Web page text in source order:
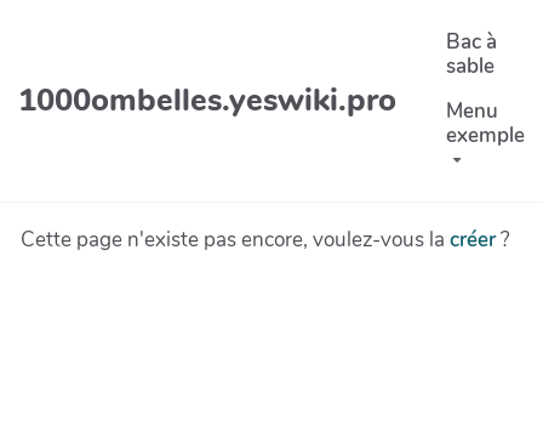
1000ombelles.yeswiki.pro
Bac à
sable
Menu
exemple
Cette page n'existe pas encore, voulez-vous la créer?